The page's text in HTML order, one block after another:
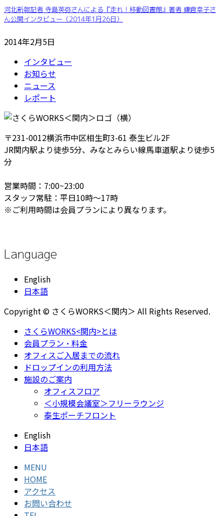
河北新報記者 寺島英弥さんによる『走れ！移動図書館』著者 鎌倉幸子さ
ん公開インタビュー（2014年1月26日）
2014年2月5日
インタビュー
お知らせ
ニュース
レポート
〒231-0012横浜市中区相生町3-61 泰生ビル2F
JR関内駅より徒歩5分、みなとみらい線馬車道駅より徒歩5
分
営業時間：7:00~23:00
スタッフ常駐：平日10時～17時
※ご利用時間は会員プランにより異なります。
Language
English
日本語
Copyright © さくらWORKS＜関内＞ All Rights Reserved.
さくらWORKS<関内>とは
会員プラン・料金
オフィスご入居までの流れ
ドロップインの利用方法
施設のご案内
オフィスフロア
＜小規模会議室＞フリーラウンジ
泰生ポーチフロント
English
日本語
MENU
HOME
アクセス
お問い合わせ